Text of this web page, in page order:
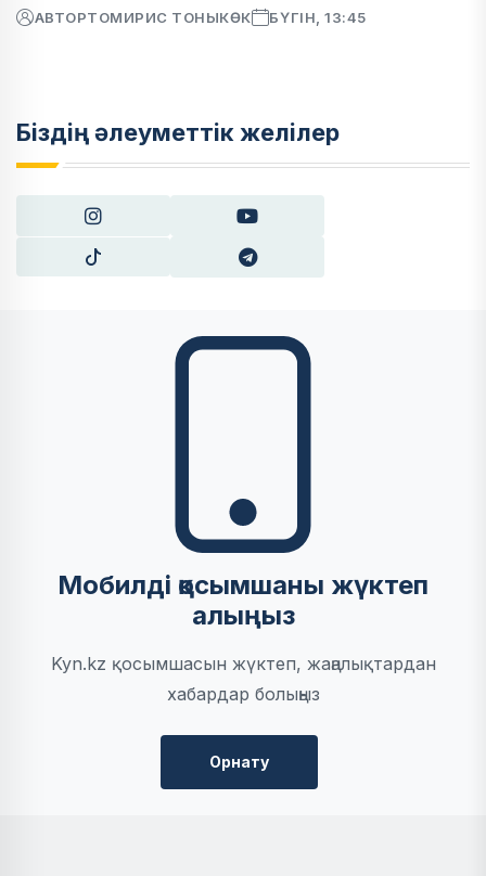
АВТОРТОМИРИС ТОНЫКӨК БҮГІН, 13:45
Біздің әлеуметтік желілер
Мобилді қосымшаны жүктеп
алыңыз
Kyn.kz қосымшасын жүктеп, жаңалықтардан
хабардар болыңыз
Орнату